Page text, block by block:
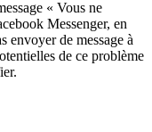
« Vous ne
Messenger, en
envoyer de message à
de ce problème